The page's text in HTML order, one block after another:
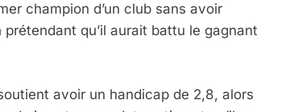
champion d’un club sans avoir
qu’il aurait battu le gagnant
avoir un handicap de 2,8, alors